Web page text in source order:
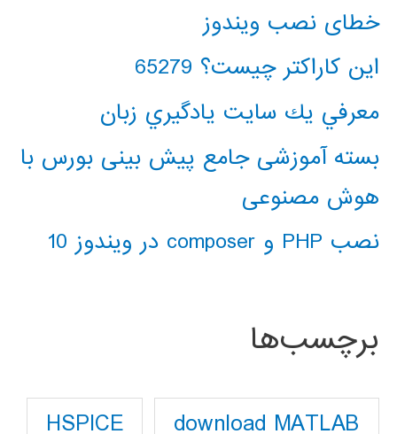
خطای نصب ویندوز
این کاراکتر چیست؟ 65279
معرفي يك سايت يادگيري زبان
بسته آموزشی جامع پیش بینی بورس با
هوش مصنوعی
نصب PHP و composer در ویندوز 10
برچسب‌ها
download MATLAB
HSPICE